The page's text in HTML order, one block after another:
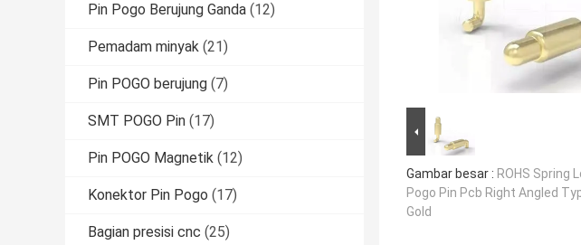
Pin Pogo Berujung Ganda (12)
Pemadam minyak (21)
Pin POGO berujung (7)
SMT POGO Pin (17)
Pin POGO Magnetik (12)
Konektor Pin Pogo (17)
Bagian presisi cnc (25)
Gambar besar : ROHS Spring
Pogo Pin Pcb Right Angled
Gold